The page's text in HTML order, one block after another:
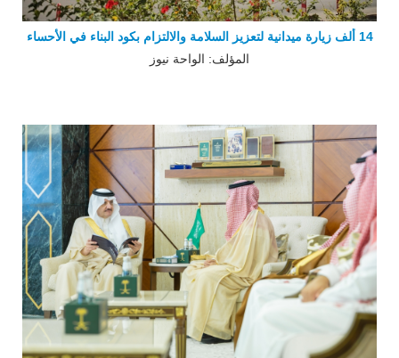
14 ألف زيارة ميدانية لتعزيز السلامة والالتزام بكود البناء في الأحساء
المؤلف: الواحة نيوز